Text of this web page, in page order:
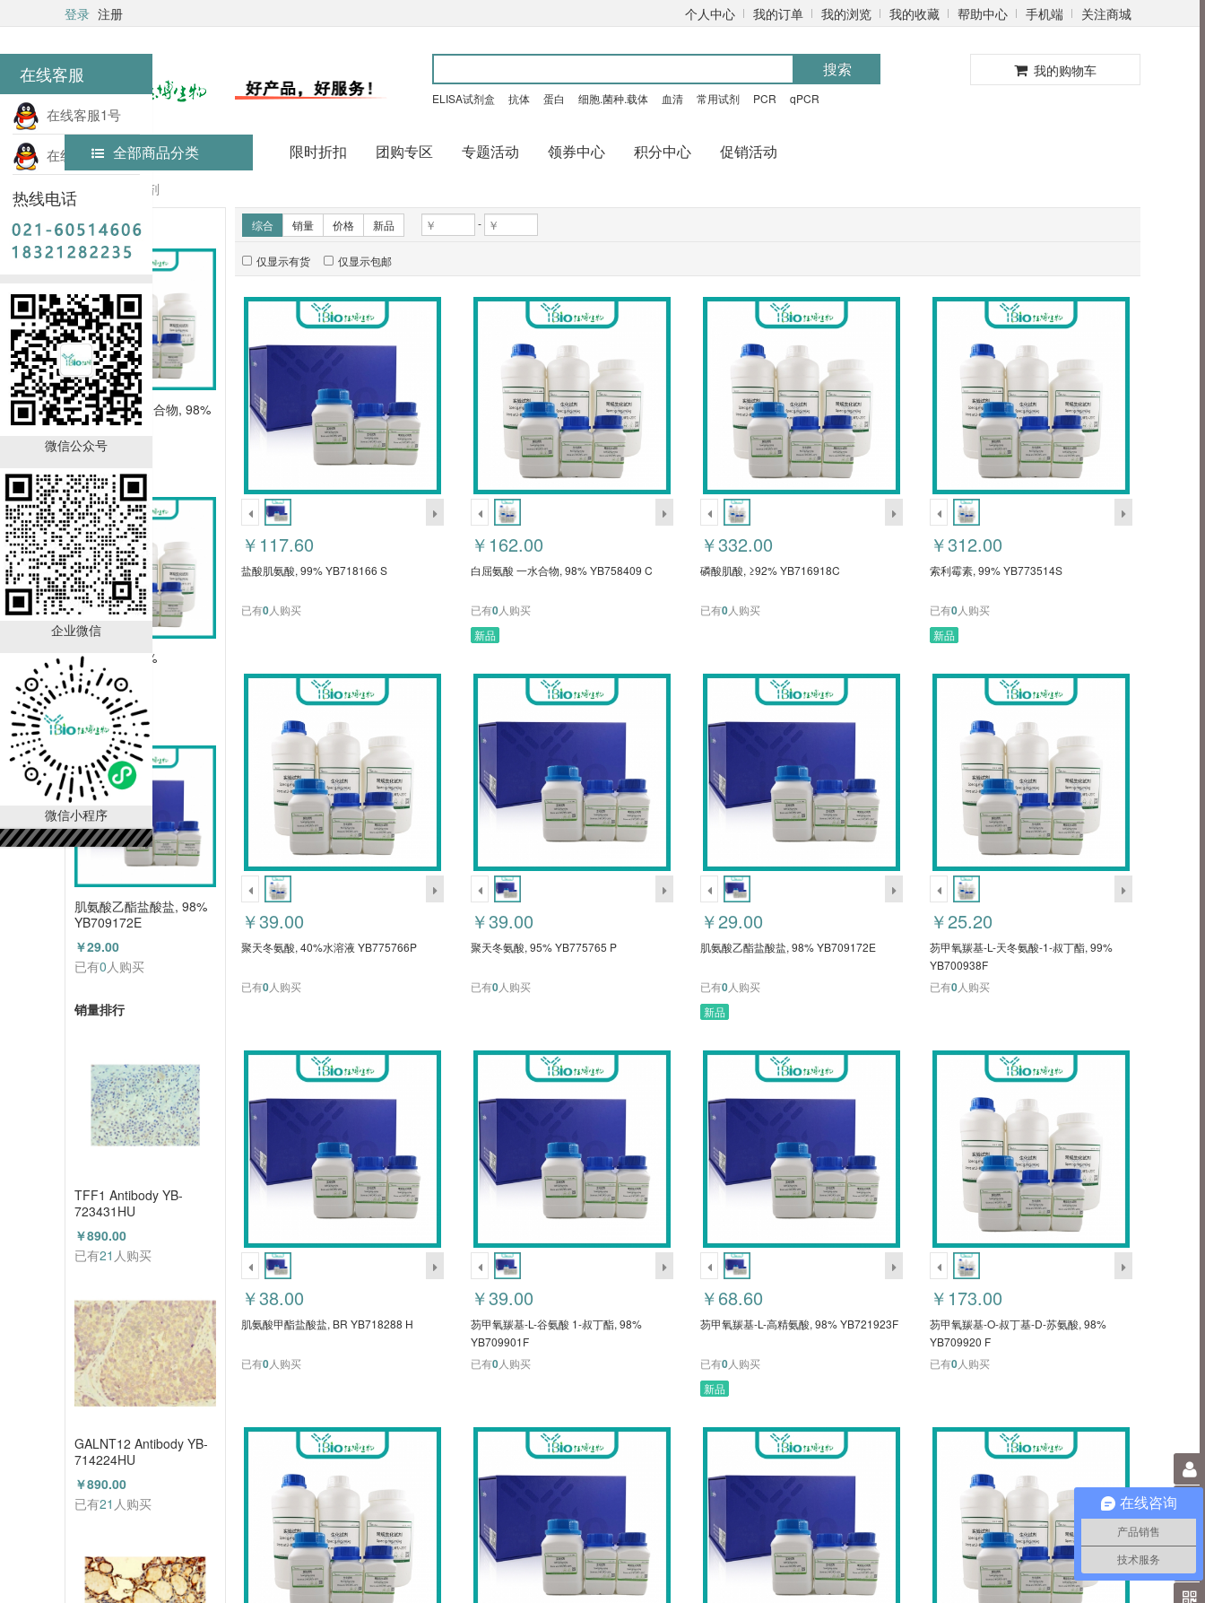
在线客服
在线客服1号
在线客服2号
热线电话
微信公众号
企业微信
微信小程序
登录 注册 个人中心 我的订单 我的浏览 我的收藏 帮助中心 手机端 关注商城
搜索
ELISA试剂盒 抗体 蛋白 细胞.菌种.载体 血清 常用试剂 PCR qPCR
我的购物车
全部商品分类 限时折扣 团购专区 专题活动 领券中心 积分中心 促销活动
首页
常用试剂
新品推荐
白屈氨酸 一水合物, 98%
YB758409 C
￥162.00
已有
人购买
索利霉素, 99%
YB773514S
￥312.00
人购买
肌氨酸乙酯盐酸盐, 98%
YB709172E
￥29.00
已有0人购买
销量排行
TFF1 Antibody YB-
723431HU
￥890.00
已有21 人购买
GALNT12 Antibody YB-
714224HU
￥890.00
已有21 人购买
综合 销量 价格 新品 -
仅显示有货 仅显示包邮
￥117.60
盐酸肌氨酸, 99% YB718166 S
已有0人购买
￥162.00
白屈氨酸 一水合物, 98% YB758409 C
已有0人购买
新品
￥332.00
磷酸肌酸, ≥92% YB716918C
已有0人购买
￥312.00
索利霉素, 99% YB773514S
已有0人购买
新品
￥39.00
聚天冬氨酸, 40%水溶液 YB775766P
已有0人购买
￥39.00
聚天冬氨酸, 95% YB775765 P
已有0人购买
￥29.00
肌氨酸乙酯盐酸盐, 98% YB709172E
已有0人购买
新品
￥25.20
芴甲氧羰基-L-天冬氨酸-1-叔丁酯, 99%
YB700938F
已有0人购买
￥38.00
肌氨酸甲酯盐酸盐, BR YB718288 H
已有0人购买
￥39.00
芴甲氧羰基-L-谷氨酸 1-叔丁酯, 98%
YB709901F
已有0人购买
￥68.60
芴甲氧羰基-L-高精氨酸, 98% YB721923F
已有0人购买
新品
￥173.00
芴甲氧羰基-O-叔丁基-D-苏氨酸, 98%
YB709920 F
已有0人购买
在线咨询
产品销售
技术服务